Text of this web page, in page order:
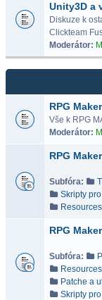
Unity3D a
Diskuze k
Clickteam
Moderátor:
RPG
Vše k RPG
Moderátor:
RPG
Subfóra:
Skripty
RPG
Subfóra:
Patche a
Skripty